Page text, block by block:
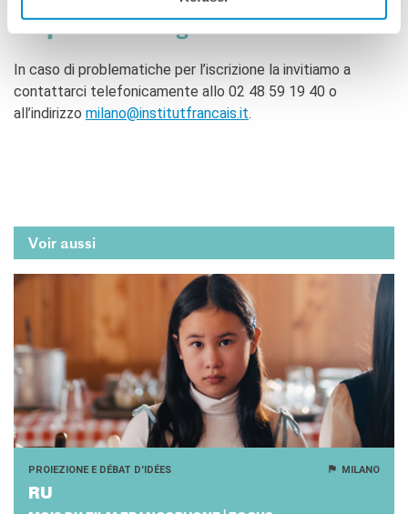
In caso di problematiche per l’iscrizione la invitiamo a
contattarci telefonicamente allo 02 48 59 19 40 o
all’indirizzo milano@institutfrancais.it.
Voir aussi
PROIEZIONE E DÉBAT D'IDÉES MILANO
RU